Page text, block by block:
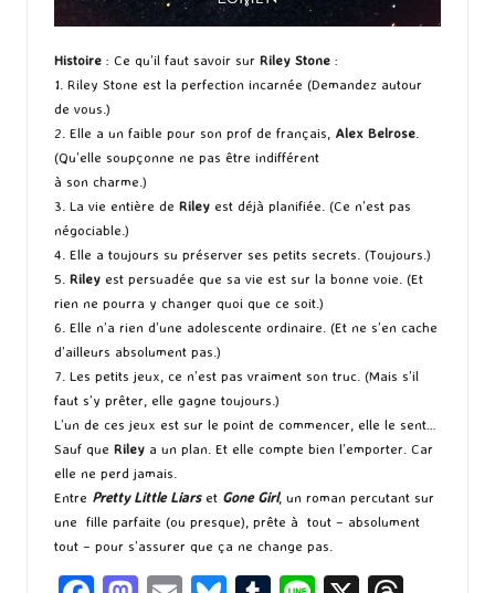
Histoire : Ce qu’il faut savoir sur Riley Stone :
1. Riley Stone est la perfection incarnée (Demandez autour
de vous.)
2. Elle a un faible pour son prof de français, Alex Belrose
(Qu’elle soupçonne ne pas être indifférent
à son charme.)
3. La vie entière de Riley est déjà planifiée. (Ce n’est pas
négociable.)
4. Elle a toujours su préserver ses petits secrets. (Toujours.)
5. Riley est persuadée que sa vie est sur la bonne voie. (Et
rien ne pourra y changer quoi que ce soit.)
6. Elle n’a rien d’une adolescente ordinaire. (Et ne s’en cache
d’ailleurs absolument pas.)
7. Les petits jeux, ce n’est pas vraiment son truc. (Mais s’il
faut s’y prêter, elle gagne toujours.)
L’un de ces jeux est sur le point de commencer, elle le sent…
Sauf que Riley a un plan. Et elle compte bien l’emporter. Car
elle ne perd jamais.
Entre Pretty Little Liars et Gone Girl, un roman percutant sur
une fille parfaite (ou presque), prête à tout – absolument
tout – pour s’assurer que ça ne change pas.